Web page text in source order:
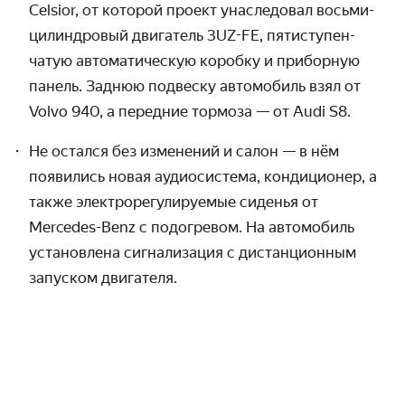
Celsior, от которой проект унаследовал восьми­
цилиндровый двигатель 3UZ-FE, пятиступен­
чатую автоматическую коробку и приборную
панель. Заднюю подвеску автомобиль взял от
Volvo 940, а передние тормоза — от Audi S8.
Не остался без изменений и салон — в нём
появились новая аудио­система, кондиционер, а
также электро­регулируемые сиденья от
Mercedes-Benz с подогревом. На автомобиль
установлена сигнали­зация с дистанционным
запуском двигателя.